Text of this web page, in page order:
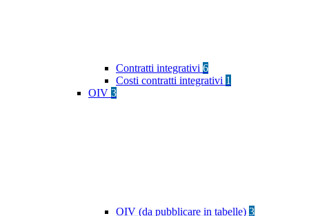
Contratti integrativi 6
Costi contratti integrativi 1
OIV 3
OIV (da pubblicare in tabelle) 3